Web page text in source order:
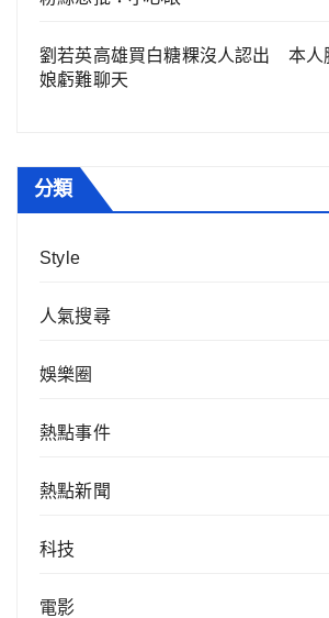
劉若英高雄買白糖粿沒人認出 本人
娘虧難聊天
分類
Style
人氣搜尋
娛樂圈
熱點事件
熱點新聞
科技
電影